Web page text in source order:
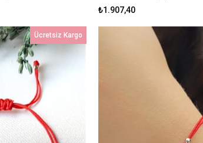
₺1.907,40
Ücretsiz Kargo